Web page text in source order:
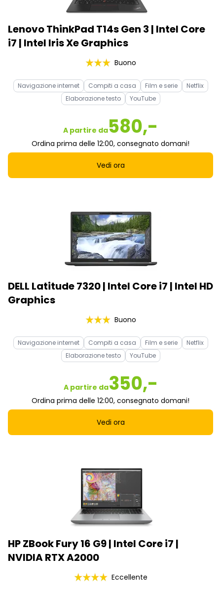
Lenovo ThinkPad T14s Gen 3 | Intel Core
i7 | Intel Iris Xe Graphics
Buono
Navigazione internet Compiti a casa Film e serie
Netflix
Elaborazione testo
YouTube
A partire da580,-
Ordina prima delle 12:00, consegnato domani!
Vedi ora
DELL Latitude 7320 | Intel Core i7 | Intel HD
Graphics
Buono
Navigazione internet Compiti a casa Film e serie
Netflix
Elaborazione testo
YouTube
A partire da350,-
Ordina prima delle 12:00, consegnato domani!
Vedi ora
HP ZBook Fury 16 G9 | Intel Core i7 |
NVIDIA RTX A2000
Eccellente